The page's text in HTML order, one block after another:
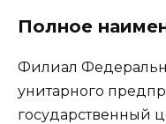
Полное
Филиал
унитарного
государственный